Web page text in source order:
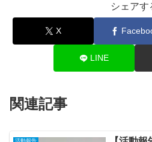
シェアす
X
LINE
関連記事
活動報告